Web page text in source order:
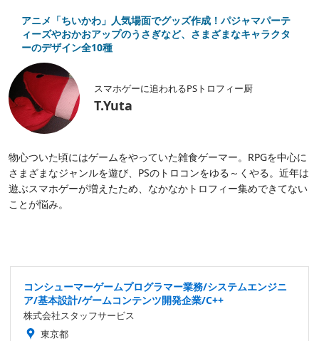
アニメ「ちいかわ」人気場面でグッズ作成！パジャマパーテ
ィーズやおかおアップのうさぎなど、さまざまなキャラクタ
ーのデザイン全10種
スマホゲーに追われるPSトロフィー厨
T.Yuta
物心ついた頃にはゲームをやっていた雑食ゲーマー。RPGを中心に
さまざまなジャンルを遊び、PSのトロコンをゆる～くやる。近年は
遊ぶスマホゲーが増えたため、なかなかトロフィー集めできてない
ことが悩み。
コンシューマーゲームプログラマー業務/システムエンジニ
ア/基本設計/ゲームコンテンツ開発企業/C++
株式会社スタッフサービス
東京都